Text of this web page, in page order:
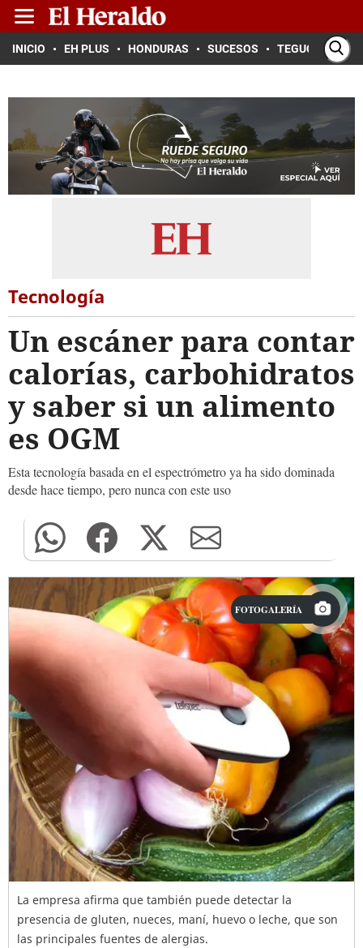
INICIO EH PLUS HONDURAS SUCESOS TEGUCIGALPA
Tecnología
Un escáner para contar
calorías, carbohidratos
y saber si un alimento
es OGM
Esta tecnología basada en el espectrómetro ya ha sido dominada
desde hace tiempo, pero nunca con este uso
FOTOGALERÍA
La empresa afirma que también puede detectar la
presencia de gluten, nueces, maní, huevo o leche, que son
las principales fuentes de alergias.